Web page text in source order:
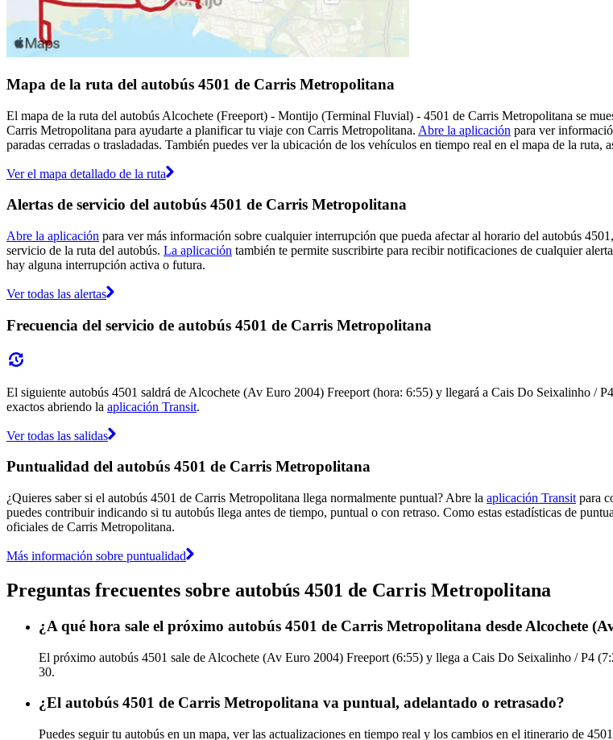
Mapa de la ruta del autobús 4501 de Carris Metropolitana
El mapa de la ruta del autobús Alcochete (Freeport) - Montijo (Terminal Fluvial) - 4501 de Carris Metropolitana se
Carris Metropolitana para ayudarte a planificar tu viaje con Carris Metropolitana. Abre la aplicación para ver
paradas cerradas o trasladadas. También puedes ver la ubicación de los vehículos en tiempo real en el mapa de la ruta,
Ver el mapa detallado de la ruta
Alertas de servicio del autobús 4501 de Carris Metropolitana
Abre la aplicación para ver más información sobre cualquier interrupción que pueda afectar al horario del autobús
servicio de la ruta del autobús. La aplicación también te permite suscribirte para recibir notificaciones de cualquier
hay alguna interrupción activa o futura.
Ver todas las alertas
Frecuencia del servicio de autobús 4501 de Carris Metropolitana
El siguiente autobús 4501 saldrá de Alcochete (Av Euro 2004) Freeport (hora: 6:55) y llegará a Cais Do Seixalinho /
exactos abriendo la aplicación Transit.
Ver todas las salidas
Puntualidad del autobús 4501 de Carris Metropolitana
¿Quieres saber si el autobús 4501 de Carris Metropolitana llega normalmente puntual? Abre la aplicación Transit para
puedes contribuir indicando si tu autobús llega antes de tiempo, puntual o con retraso. Como estas estadísticas de
oficiales de Carris Metropolitana.
Más información sobre puntualidad
Preguntas frecuentes sobre autobús 4501 de Carris Metropolitana
¿A qué hora sale el próximo autobús 4501 de Carris Metropolitana desde Alcochete
El próximo autobús 4501 sale de Alcochete (Av Euro 2004) Freeport (6:55) y llega a Cais Do Seixalinho / P4
30.
¿El autobús 4501 de Carris Metropolitana va puntual, adelantado o retrasado?
Puedes seguir tu autobús en un mapa, ver las actualizaciones en tiempo real y los cambios en el itinerario de